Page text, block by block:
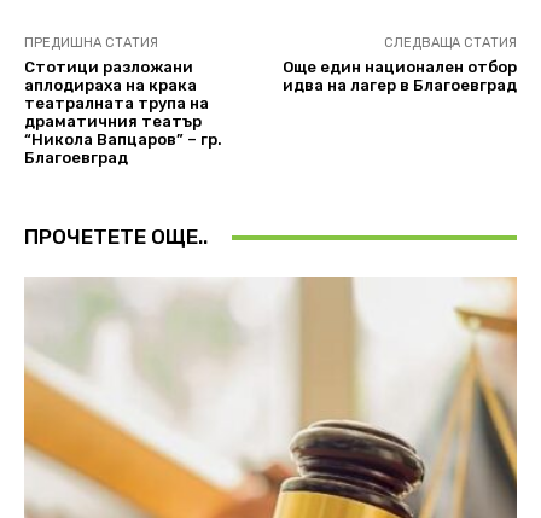
ПРЕДИШНА СТАТИЯ
Стотици разложани
аплодираха на крака
театралната трупа на
драматичния театър
“Никола Вапцаров” – гр.
Благоевград
СЛЕДВАЩА СТАТИЯ
Още един национален отбор
идва на лагер в Благоевград
ПРОЧЕТЕТЕ ОЩЕ..